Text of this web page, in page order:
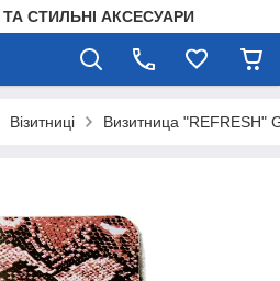
ТА СТИЛЬНІ АКСЕСУАРИ
Візитниці Визитница "REFRESH"